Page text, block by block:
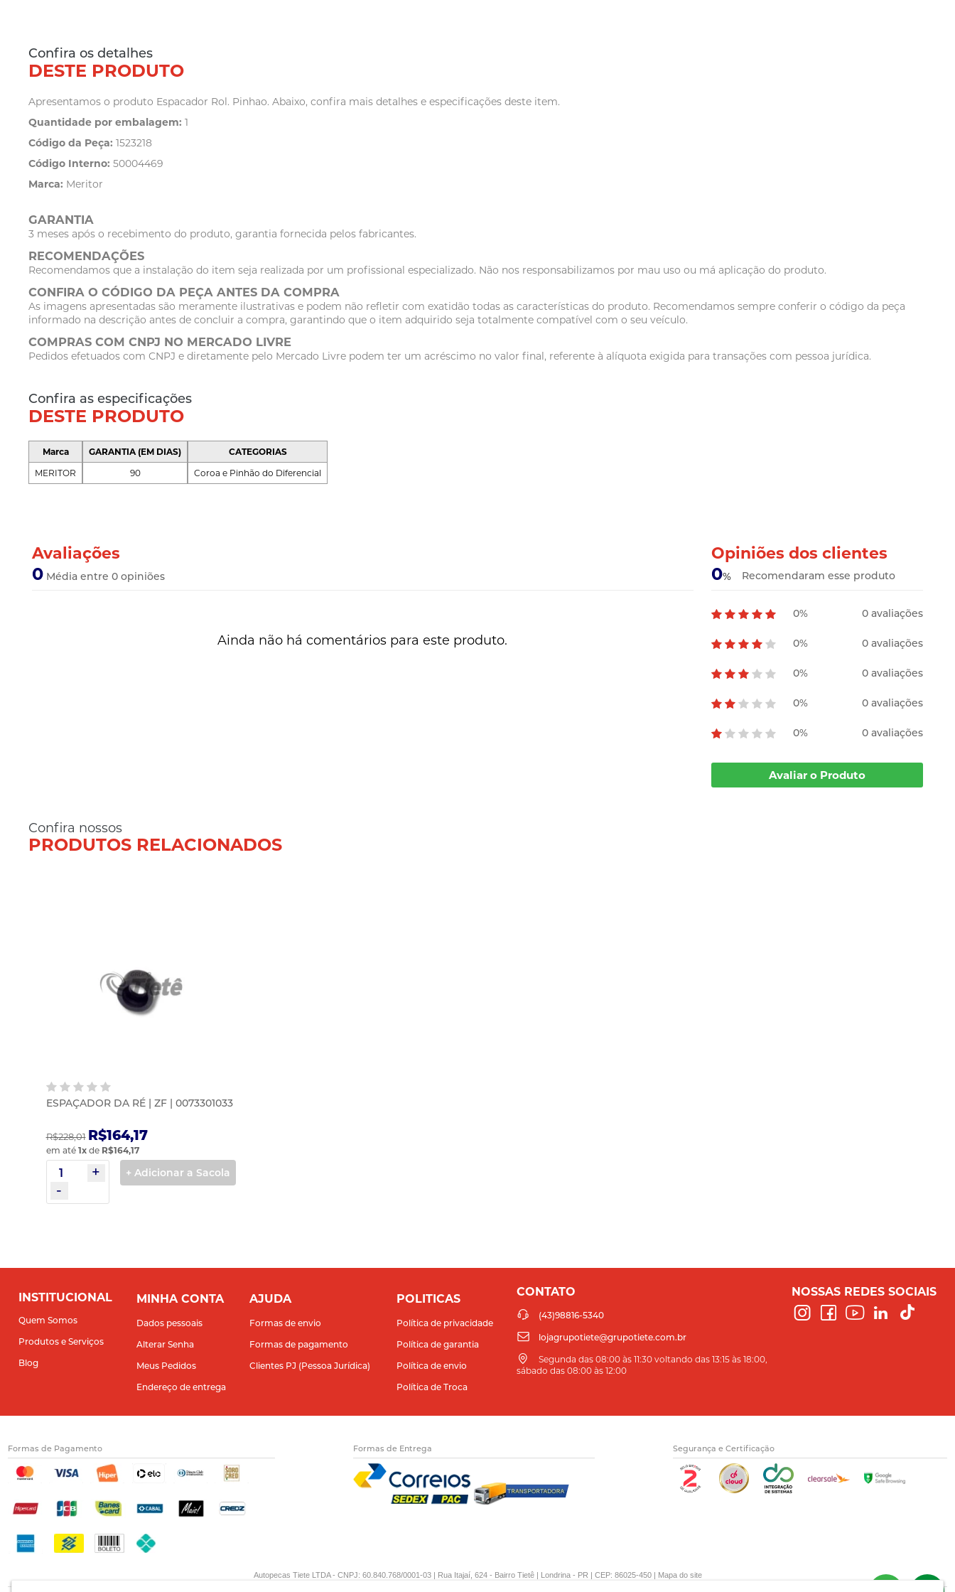
Confira os detalhes
DESTE PRODUTO
Apresentamos o produto Espacador Rol. Pinhao. Abaixo, confira mais detalhes e especificações deste item.
Quantidade por embalagem: 1
Código da Peça: 1523218
Código Interno: 50004469
Marca: Meritor
GARANTIA
3 meses após o recebimento do produto, garantia fornecida pelos fabricantes.
RECOMENDAÇÕES
Recomendamos que a instalação do item seja realizada por um profissional especializado. Não nos responsabilizamos por mau uso ou má aplicação do produto.
CONFIRA O CÓDIGO DA PEÇA ANTES DA COMPRA
As imagens apresentadas são meramente ilustrativas e podem não refletir com exatidão todas as características do produto. Recomendamos sempre conferir o código da peça
informado na descrição antes de concluir a compra, garantindo que o item adquirido seja totalmente compatível com o seu veículo.
COMPRAS COM CNPJ NO MERCADO LIVRE
Pedidos efetuados com CNPJ e diretamente pelo Mercado Livre podem ter um acréscimo no valor final, referente à alíquota exigida para transações com pessoa jurídica.
Confira as especificações
DESTE PRODUTO
Marca
MERITOR
GARANTIA (EM DIAS)
90
CATEGORIAS
Coroa e Pinhão do Diferencial
Avaliações
0 Média entre 0 opiniões
Ainda não há comentários para este produto.
Opiniões dos clientes
0% Recomendaram esse produto
0% 0 avaliações
0% 0 avaliações
0% 0 avaliações
0% 0 avaliações
0% 0 avaliações
Avaliar o Produto
Confira nossos
PRODUTOS RELACIONADOS
ESPAÇADOR DA RÉ | ZF | 0073301033
R$228,01 R$164,17
em até 1xde R$164,17
+ Adicionar a Sacola
INSTITUCIONAL
Quem Somos
Produtos e Serviços
Blog
MINHA CONTA
Dados pessoais
Alterar Senha
Meus Pedidos
Endereço de entrega
AJUDA
Formas de envio
Formas de pagamento
Clientes PJ (Pessoa Jurídica)
POLITICAS
Política de privacidade
Política de garantia
Política de envio
Política de Troca
CONTATO
(43)98816-5340
lojagrupotiete@grupotiete.com.br
Segunda das 08:00 às 11:30 voltando das 13:15 às 18:00,
sábado das 08:00 às 12:00
NOSSAS REDES SOCIAIS
Formas de Pagamento Formas de Entrega Segurança e Certificação
Autopecas Tiete LTDA - CNPJ: 60.840.768/0001-03 | Rua Itajaí, 624 - Bairro Tietê | Londrina - PR | CEP: 86025-450 | Mapa do site